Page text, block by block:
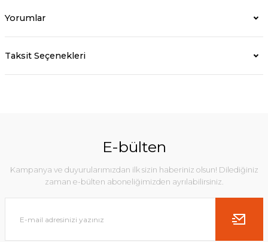
Yorumlar
Taksit Seçenekleri
E-bülten
Kampanya ve duyurularımızdan ilk sizin haberiniz olsun! Dilediğiniz
zaman e-bülten aboneliğimizden ayrılabilirsiniz.